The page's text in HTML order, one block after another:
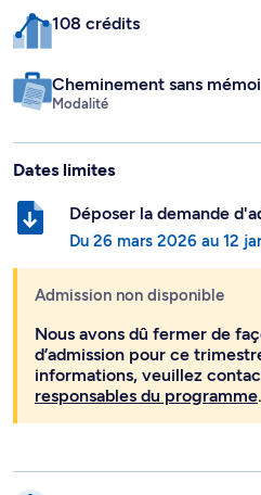
108 crédits
Cheminement sans
Modalité
Dates limites
Déposer la demande
Du 26 mars 2026 au 12
Admission non disponible
Nous avons dû fermer de
d’admission pour ce
informations, veuillez
responsables du programme.